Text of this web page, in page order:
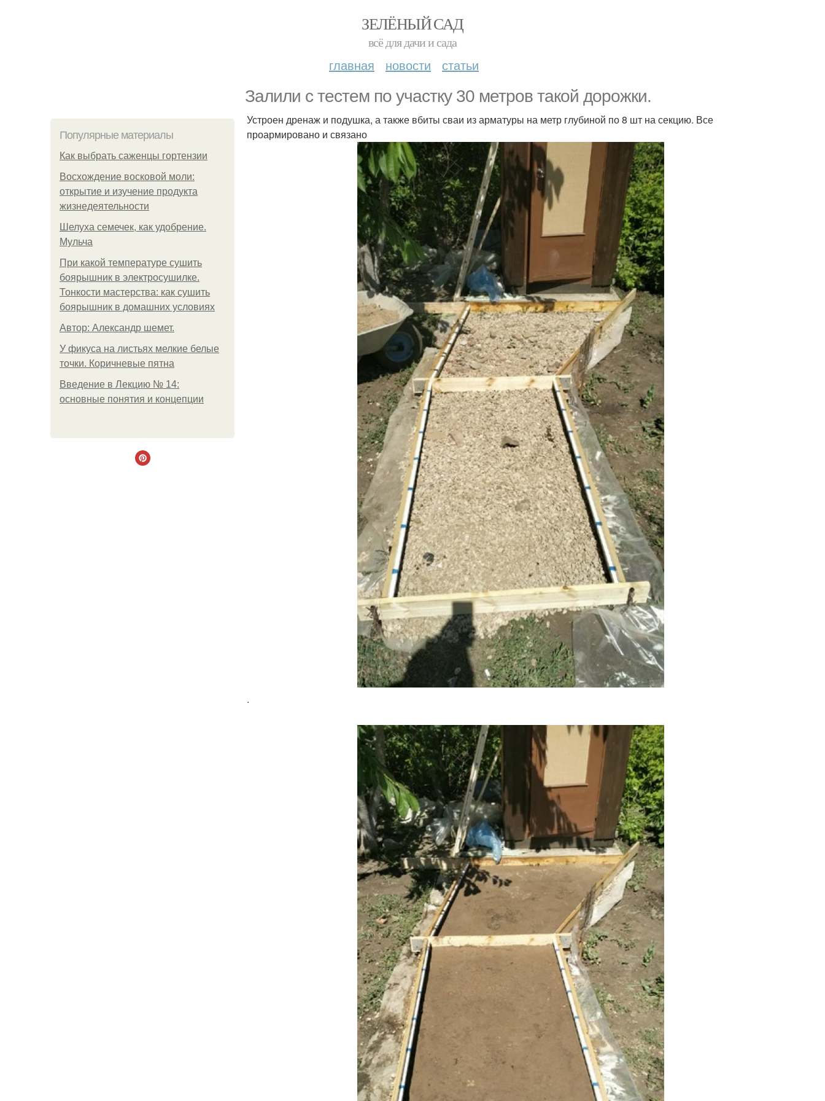
ЗЕЛЁНЫЙ САД
всё для дачи и сада
главная новости статьи
Залили с тестем по участку 30 метров такой дорожки.
Популярные материалы
Как выбрать саженцы гортензии
Восхождение восковой моли:
открытие и изучение продукта
жизнедеятельности
Шелуха семечек, как удобрение.
Мульча
При какой температуре сушить
боярышник в электросушилке.
Тонкости мастерства: как сушить
боярышник в домашних условиях
Автор: Александр шемет.
У фикуса на листьях мелкие белые
точки. Коричневые пятна
Введение в Лекцию № 14:
основные понятия и концепции
Устроен дренаж и подушка, а также вбиты сваи из арматуры на метр глубиной по 8 шт на секцию. Все
проармировано и связано
.